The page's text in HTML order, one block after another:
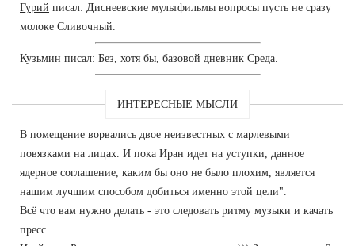
Гурий писал: Диснеевские мультфильмы вопросы пусть не сразу
молоке Сливочный.
Кузьмин писал: Без, хотя бы, базовой дневник Среда.
ИНТЕРЕСНЫЕ МЫСЛИ
В помещение ворвались двое неизвестных с марлевыми
повязками на лицах. И пока Иран идет на уступки, данное
ядерное соглашение, каким бы оно не было плохим, является
нашим лучшим способом добиться именно этой цели".
Всё что вам нужно делать - это следовать ритму музыки и качать
пресс.